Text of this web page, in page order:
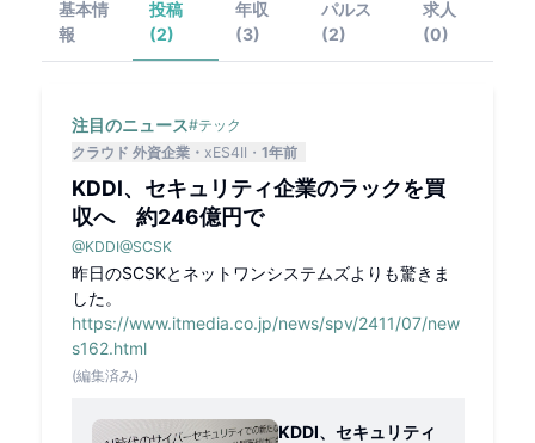
基本情
報
投稿
(2)
年収
(3)
パルス
(2)
求人
(0)
注目のニュース#テック
クラウド 外資企業
xES4II 1年前
KDDI、セキュリティ企業のラックを買
収へ 約246億円で
@KDDI@SCSK
昨日のSCSKとネットワンシステムズよりも驚きま
した。
https://www.itmedia.co.jp/news/spv/2411/07/new
s162.html
(編集済み)
KDDI、セキュリティ